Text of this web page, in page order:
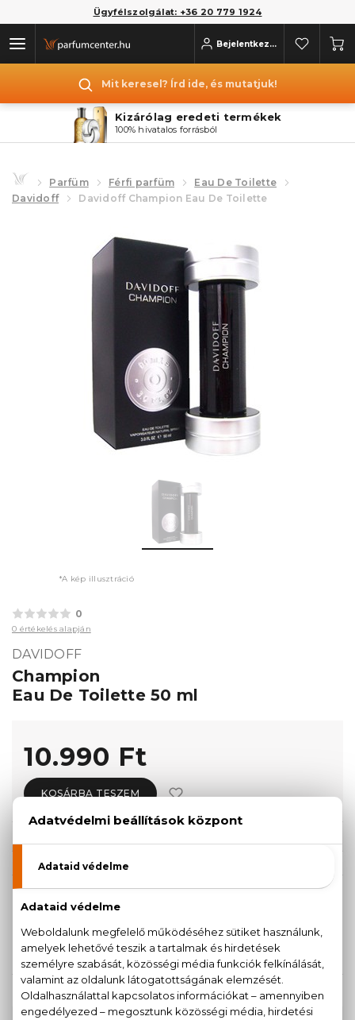
Ügyfélszolgálat: +36 20 779 1924
Bejelentkezés
Mit keresel? Írd ide, és mutatjuk!
Kizárólag eredeti termékek
100% hivatalos forrásból
Parfüm Férfi parfüm
Eau De Toilette
Davidoff
Davidoff Champion Eau De Toilette
*A kép illusztráció
0
0 értékelés alapján
DAVIDOFF
Champion
Eau De Toilette 50 ml
10.990 Ft
KOSÁRBA TESZEM
KAPCSOLÓDÓ TERMÉKEK